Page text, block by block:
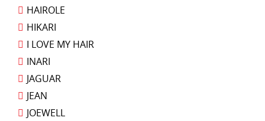
HAIROLE
HIKARI
I LOVE MY HAIR
INARI
JAGUAR
JEAN
JOEWELL